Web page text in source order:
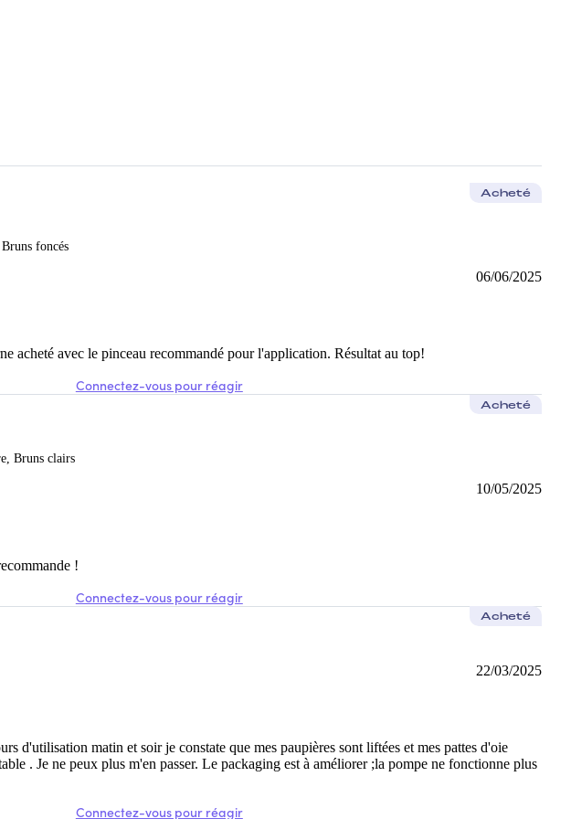
mes pattes d'oie atténuées . La texture crème est confortable . Je ne peux plus m'en passer.
au quotidien.
(j'ai pris rose, j'ai la peau claire), un petit grain de riz suffit pour 2 yeux
foncés
Acheté
06/06/2025
acheté avec le pinceau recommandé pour l'application. Résultat au top!
Connectez-vous pour réagir
Bruns clairs
Acheté
10/05/2025
!
Connectez-vous pour réagir
Acheté
22/03/2025
d'utilisation matin et soir je constate que mes paupières sont liftées et mes pattes d'oie
. Je ne peux plus m'en passer. Le packaging est à améliorer ;la pompe ne fonctionne plus
Connectez-vous pour réagir